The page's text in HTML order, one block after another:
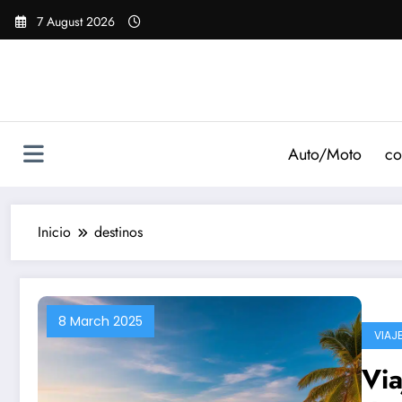
Saltar
7 August 2026
Auto/Moto
Inicio destinos
8 March 2025
VIAJE